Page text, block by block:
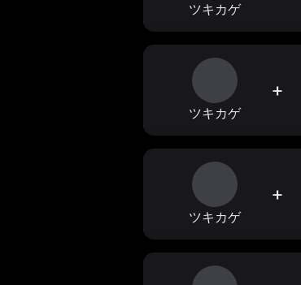
ツキカゲ
ツキカゲ
+
ツキカゲ
+